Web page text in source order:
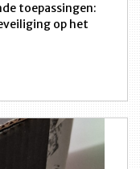
toepassingen:
op het